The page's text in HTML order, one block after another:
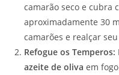
camarão seco e cubra
aproximadamente 30
camarões e realçar
Refogue os Temperos:
azeite de oliva em